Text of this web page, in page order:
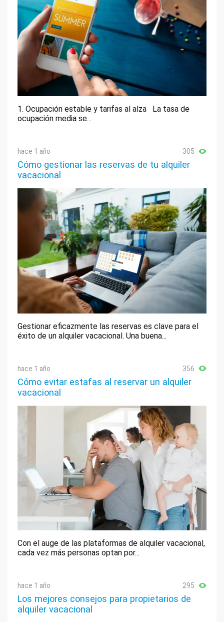
1. Ocupación estable y tarifas al alza La tasa de
ocupación media se...
hace 1 año 305
Cómo gestionar las reservas de tu alquiler
vacacional
Gestionar eficazmente las reservas es clave para el
éxito de un alquiler vacacional. Una buena...
hace 1 año 356
Cómo evitar estafas al reservar un alquiler
vacacional
Con el auge de las plataformas de alquiler vacacional,
cada vez más personas optan por...
hace 1 año 295
Los mejores consejos para propietarios de
alquiler vacacional